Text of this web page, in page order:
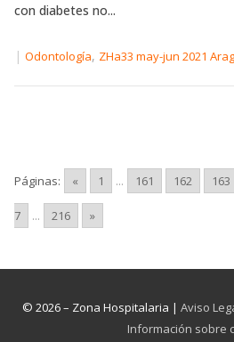
con diabetes no...
| Odontología, ZHa33 may-jun 2021
Páginas: « 1 ... 161 162 163
7 ... 216 »
© 2026 – Zona Hospitalaria | Aviso
Información sobre